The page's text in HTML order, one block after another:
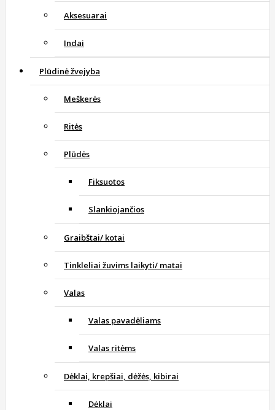
Aksesuarai
Indai
Plūdinė žvejyba
Meškerės
Ritės
Plūdės
Fiksuotos
Slankiojančios
Graibštai/ kotai
Tinkleliai žuvims laikyti/ matai
Valas
Valas pavadėliams
Valas ritėms
Dėklai, krepšiai, dėžės, kibirai
Dėklai